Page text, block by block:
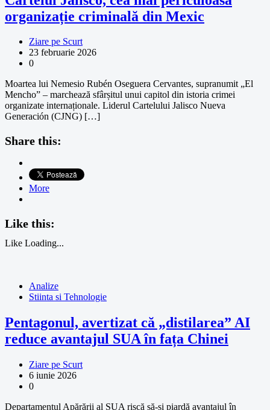
organizație criminală din Mexic
Ziare pe Scurt
23 februarie 2026
0
Moartea lui Nemesio Rubén Oseguera Cervantes, supranumit „El
Mencho” – marchează sfârșitul unui capitol din istoria crimei
organizate internaționale. Liderul Cartelului Jalisco Nueva
Generación (CJNG) […]
Share this:
More
Like this:
Like Loading...
Analize
Stiinta si Tehnologie
Pentagonul, avertizat că „distilarea” AI
reduce avantajul SUA în fața Chinei
Ziare pe Scurt
6 iunie 2026
0
Departamentul Apărării al SUA riscă să-și piardă avantajul în